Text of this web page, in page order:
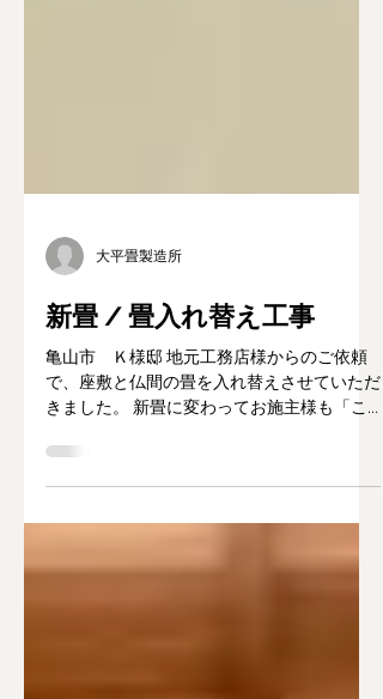
大平畳製造所
新畳 / 畳入れ替え工事
亀山市 Ｋ様邸 地元工務店様からのご依頼
で、座敷と仏間の畳を入れ替えさせていただ
んなに部屋が明るくなるものなのか」と驚か
れ、喜んでいただきました。 新畳 畳表＝輸
ラベスク420